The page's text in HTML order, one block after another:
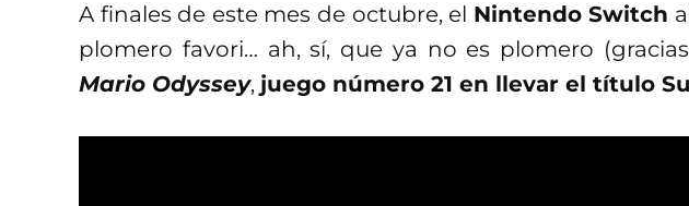
A finales de este mes de octubre, el Nintendo Switch
plomero favori… ah, sí, que ya no es plomero
Mario Odyssey, juego número 21 en llevar el título